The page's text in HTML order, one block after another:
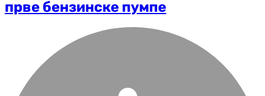
прве бензинске пумпе